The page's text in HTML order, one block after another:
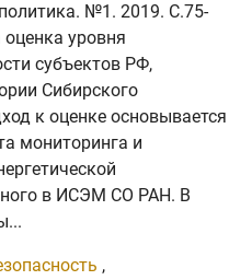
№1. 2019. C.75-
оценка уровня
субъектов РФ,
Сибирского
к оценке основывается
мониторинга и
в ИСЭМ СО РАН. В
,